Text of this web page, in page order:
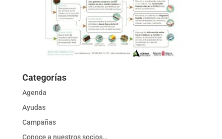
Categorías
Agenda
Ayudas
Campañas
Conoce a nuestros socios…